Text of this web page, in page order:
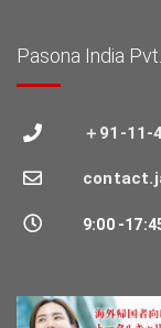
Pasona India
＋91-11-
9:00 -